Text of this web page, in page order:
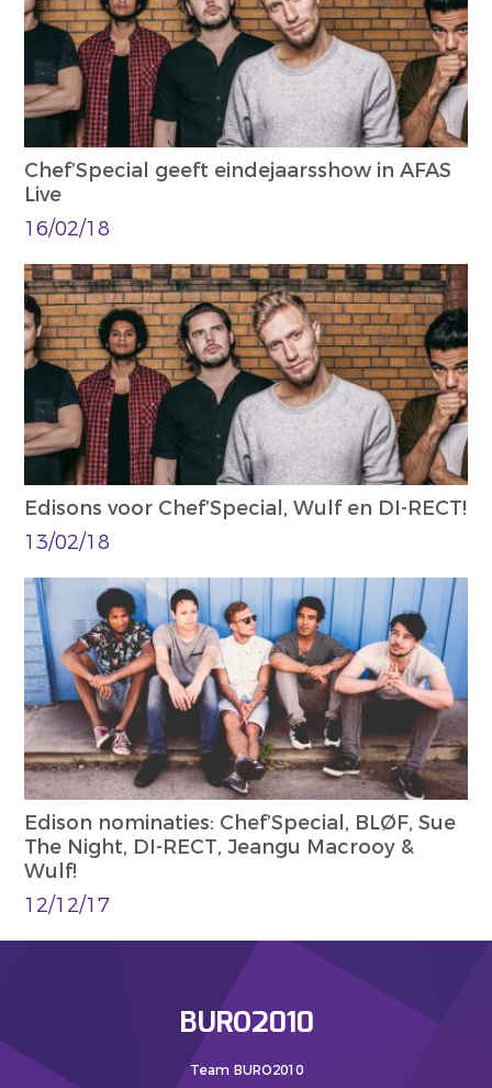
Chef’Special geeft eindejaarsshow in AFAS
Live
16/02/18
Edisons voor Chef’Special, Wulf en DI-RECT!
13/02/18
Edison nominaties: Chef’Special, BLØF, Sue
The Night, DI-RECT, Jeangu Macrooy &
Wulf!
12/12/17
BURO2010
Team BURO2010